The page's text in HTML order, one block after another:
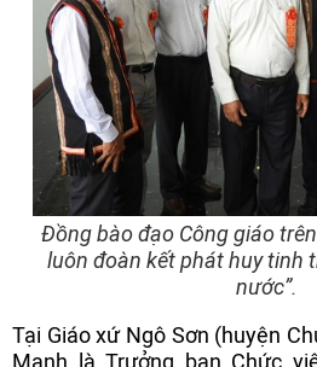
Đồng bào đạo Công giáo
luôn đoàn kết phát huy tinh
nước”.
Tại Giáo xứ Ngô Sơn (huyện
Mạnh là Trưởng ban Chức